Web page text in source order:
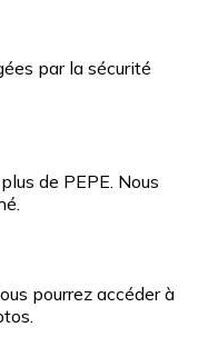
par la sécurité
de PEPE. Nous
pourrez accéder à